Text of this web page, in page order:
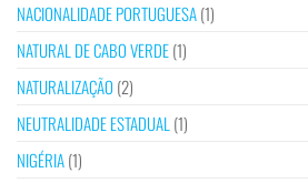
NACIONALIDADE PORTUGUESA(1)
NATURAL DE CABO VERDE(1)
NATURALIZAÇÃO (2)
NEUTRALIDADE ESTADUAL (1)
NIGÉRIA(1)